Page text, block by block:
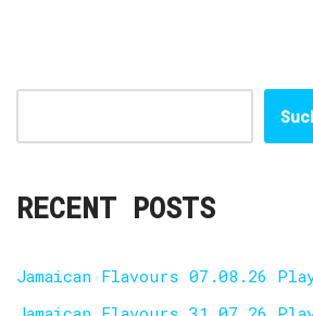
RECENT POSTS
Jamaican Flavours 07.08.26